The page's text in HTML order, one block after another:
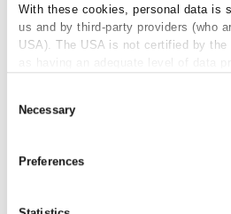
With these cookies, personal data is
us and by third-party providers (who
USA). The USA is not certified by
authorities for control and monitoring
effective legal remedies are available
and by third-party providers (also in
absolutely necessary cookies that
Selection
Necessary
Preferences